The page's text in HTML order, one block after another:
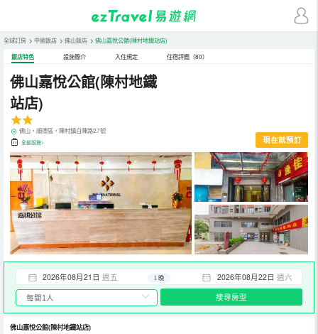
全球訂房 > 中國飯店 > 佛山飯店 > 佛山嘉悅公館(陳村地鐵站店)
飯店特色 設施簡介 入住規定 住宿評鑑（80）
佛山嘉悅公館(陳村地鐵
站店)
佛山，順德區，陳村鎮白陳路27號
全部設施> 現在就預訂
2026年08月21日 週五 2026年08月22日 週六
1 晚
搜尋房型
佛山嘉悅公館(陳村地鐵站店)